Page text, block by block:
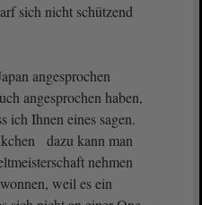
sich nicht schützend
angesprochen
angesprochen haben,
ich Ihnen eines sagen.
dazu kann man
nehmen
weil es ein